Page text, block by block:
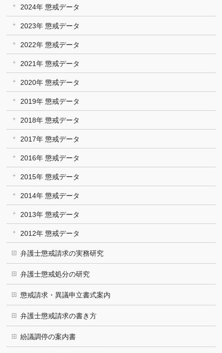
2024年 懲戒データ
2023年 懲戒データ
2022年 懲戒データ
2021年 懲戒データ
2020年 懲戒データ
2019年 懲戒データ
2018年 懲戒データ
2017年 懲戒データ
2016年 懲戒データ
2015年 懲戒データ
2014年 懲戒データ
2013年 懲戒データ
2012年 懲戒データ
弁護士懲戒請求の実務研究
弁護士懲戒処分の研究
懲戒請求・異議申立書式案内
弁護士懲戒請求の書き方
紛議調停の案内書